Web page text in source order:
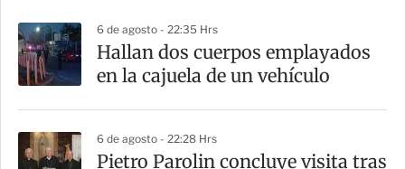
a
t
r
6 de agosto - 22:35 Hrs
Hallan dos cuerpos emplayados
en la cajuela de un vehículo
6 de agosto - 22:28 Hrs
Pietro Parolin concluye visita tras